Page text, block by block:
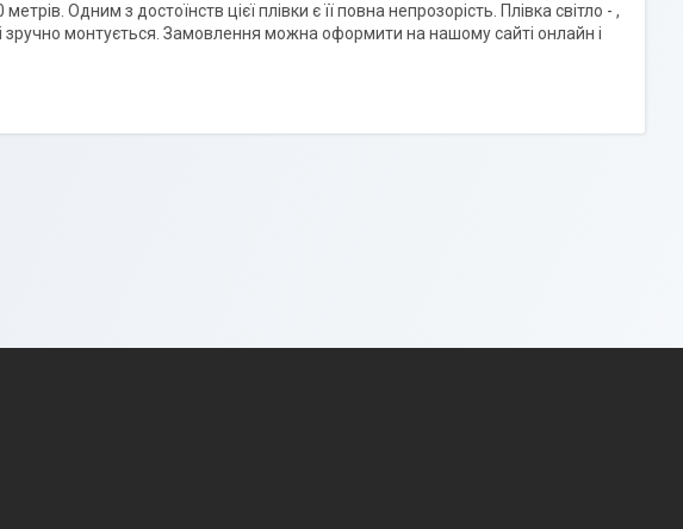
Одним з достоїнств цієї плівки є її повна непрозорість. Плівка світло - ,
зручно монтується. Замовлення можна оформити на нашому сайті онлайн і